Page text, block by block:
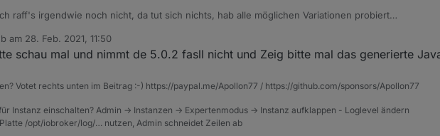
raff's irgendwie noch nicht, da tut sich nichts, hab alle möglichen Variationen probiert
aktualisiert, Wert true, sende message, egal ob telegram instanz 0 oder 1, auch user all oder
keine Meldung
Spoiler
ich equal tofalsekommt folgende Meldung
error	javascript.0 (13816) script.js.testrule:
12:28:11.972	error	javascript.0 (13816) at Object.<anonymous>
am 28. Feb. 2021, 11:50
editiert von
schau mal und nimmt de 5.0.2 fasll nicht und Zeig bitte mal das generierte
Votet rechts unten im Beitrag :-) https://paypal.me/Apollon77 / https://github.com/sponsors/Apollon77
Instanz einschalten? Admin -> Instanzen -> Expertenmodus -> Instanz aufklappen - Loglevel ändern
/opt/iobroker/log/… nutzen, Admin schneidet Zeilen ab